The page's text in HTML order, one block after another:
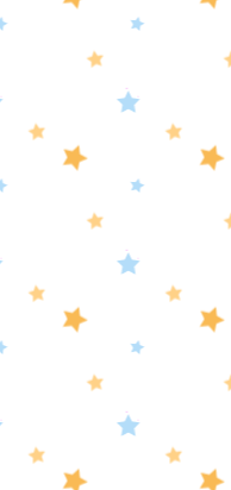
涙は、強さにな